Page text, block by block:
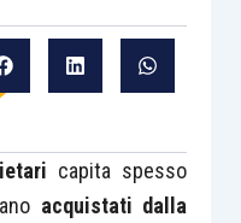
capita spesso
acquistati dalla